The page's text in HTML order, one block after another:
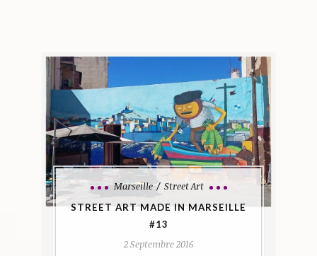
Marseille Street Art
STREET ART MADE IN MARSEILLE
#13
2 Septembre 2016